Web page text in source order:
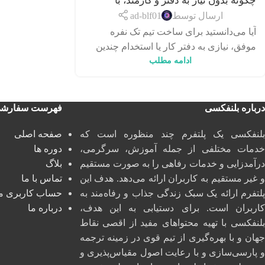
ابزارهای خودکار، یک «تیم تک‌نفره»
قدرتمند بسازیم؟
ارسال توسط
ad-blf01
آیا می‌دانستید برای ساخت تیم تک نفره
موفق، نیازی به دفتر کار یا استخدام چندین
کارمند ندارید؟ در دنیای دیجیتال ...
ادامه مطلب
درباره بلنفکسی
بلنفکسی یک پلتفرم چند منظوره است که
خدمات مختلفی از جمله آموزش، سرگرمی،
درآمدزایی و خدمات رفاهی را به صورت مستقیم
و غیر مستقیم به کاربران ارائه می‌دهد. هدف این
پلتفرم ارائه یک سبک زندگی جذاب و رفاه‌مند به
کاربران است. برای دستیابی به این هدف،
بلنفکسی با تهیه محتواهای مفید از اقصی نقاط
جهان و با بهره‌گیری از تیم قوی در زمینه ترجمه
و پارسی‌سازی و با رعایت اصول مقیاس‌پذیری و
فهرست
صفحه اصلی
دوره ها
بلاگ
تماس با ما
حساب کاربری
درباره ما